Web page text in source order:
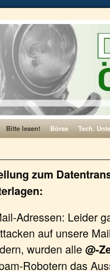
Bitte lesen! Börse Tech.
zum
Adressen: Leider
auf unsere
wurden alle @-
Robotern das